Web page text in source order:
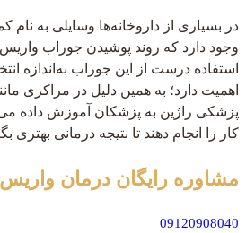
وجود دارد که روند پوشیدن جوراب
استفاده درست از این جوراب به‌اندازه
اهمیت دارد؛ به همین دلیل در مراکزی
پزشکی راژین به پزشکان آموزش داده
کار را انجام دهند تا نتیجه درمانی بهتری
مشاوره رایگان درمان واریس
09120908040